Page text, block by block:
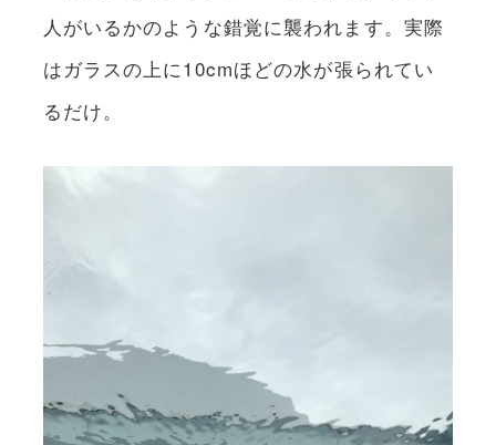
人がいるかのような錯覚に襲われます。実際
はガラスの上に10cmほどの水が張られてい
るだけ。